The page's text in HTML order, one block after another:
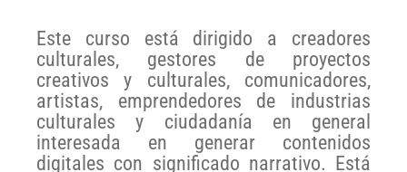
Este curso está dirigido a creadores
culturales, gestores de proyectos
creativos y culturales, comunicadores,
artistas, emprendedores de industrias
culturales y ciudadanía en general
interesada en generar contenidos
digitales con significado narrativo. Está